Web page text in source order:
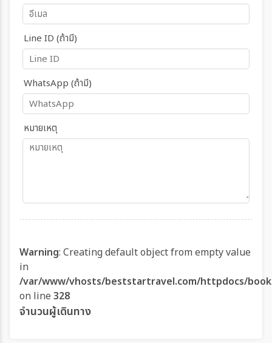
Line ID (ถ้ามี)
WhatsApp (ถ้ามี)
หมายเหตุ
Warning: Creating default object from empty value
in
/var/www/vhosts/beststartravel.com/httpdocs/
on line 328
จำนวนผู้เดินทาง